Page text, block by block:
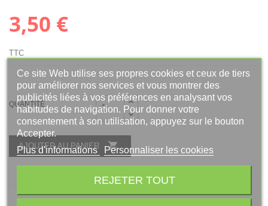
3,50 €
TTC
QUANTITÉ
AJOUTER AU PANIER 
Ce site Web utilise ses propres cookies et ceux de tiers
pour améliorer nos services et vous montrer des
publicités liées à vos préférences en analysant vos
habitudes de navigation. Pour donner votre
consentement à son utilisation, appuyez sur le bouton
Accepter.
Plus d'informations Personnaliser les cookies
REJETER TOUT